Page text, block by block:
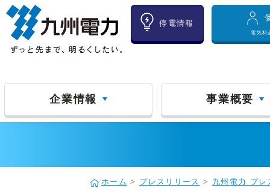
停電情報
電気料
企業情報 事業概要
ホーム > プレスリリース > 九州電力 プレ